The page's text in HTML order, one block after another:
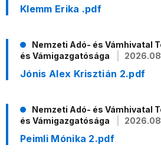
Klemm Erika .pdf
Nemzeti Adó- és Vámhivatal
és Vámigazgatósága
Jónis Alex Krisztián 2.pdf
Nemzeti Adó- és Vámhivatal
és Vámigazgatósága
Peimli Mónika 2.pdf